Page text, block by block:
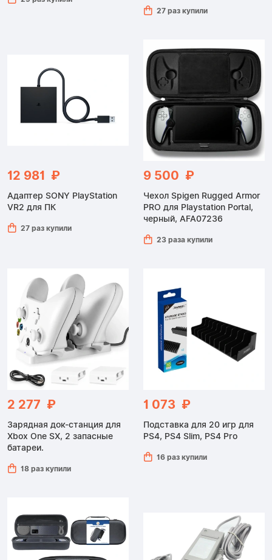
27 раз купили
12 981 ₽
Адаптер SONY PlayStation
VR2 для ПК
27 раз купили
9 500 ₽
Чехол Spigen Rugged Armor
PRO для Playstation Portal,
черный, AFA07236
23 раза купили
2 277 ₽
Зарядная док-станция для
Xbox One SX, 2 запасные
батареи.
18 раз купили
1 073 ₽
Подставка для 20 игр для
PS4, PS4 Slim, PS4 Pro
16 раз купили